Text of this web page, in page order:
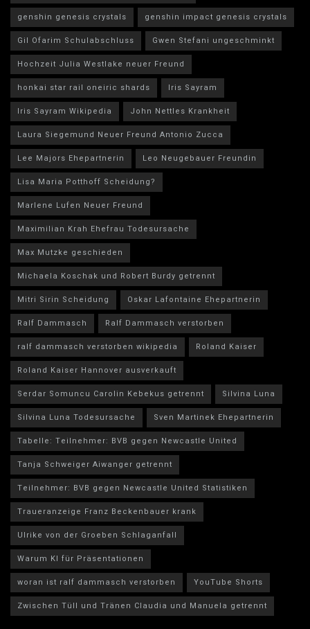
genshin genesis crystals
genshin impact genesis crystals
Gil Ofarim Schulabschluss
Gwen Stefani ungeschminkt
Hochzeit Julia Westlake neuer Freund
honkai star rail oneiric shards
Iris Sayram
Iris Sayram Wikipedia
John Nettles Krankheit
Laura Siegemund Neuer Freund Antonio Zucca
Lee Majors Ehepartnerin
Leo Neugebauer Freundin
Lisa Maria Potthoff Scheidung?
Marlene Lufen Neuer Freund
Maximilian Krah Ehefrau Todesursache
Max Mutzke geschieden
Michaela Koschak und Robert Burdy getrennt
Mitri Sirin Scheidung
Oskar Lafontaine Ehepartnerin
Ralf Dammasch
Ralf Dammasch verstorben
ralf dammasch verstorben wikipedia
Roland Kaiser
Roland Kaiser Hannover ausverkauft
Serdar Somuncu Carolin Kebekus getrennt
Silvina Luna
Silvina Luna Todesursache
Sven Martinek Ehepartnerin
Tabelle: Teilnehmer: BVB gegen Newcastle United
Tanja Schweiger Aiwanger getrennt
Teilnehmer: BVB gegen Newcastle United Statistiken
Traueranzeige Franz Beckenbauer krank
Ulrike von der Groeben Schlaganfall
Warum KI für Präsentationen
woran ist ralf dammasch verstorben
YouTube Shorts
Zwischen Tüll und Tränen Claudia und Manuela getrennt